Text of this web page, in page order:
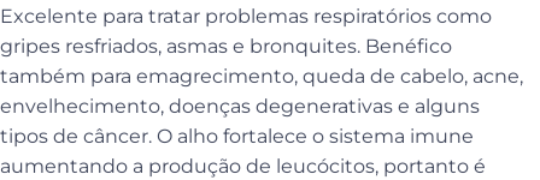
Excelente para tratar problemas respiratórios como
gripes resfriados, asmas e bronquites. Benéfico
também para emagrecimento, queda de cabelo, acne,
envelhecimento, doenças degenerativas e alguns
tipos de câncer. O alho fortalece o sistema imune
aumentando a produção de leucócitos, portanto é